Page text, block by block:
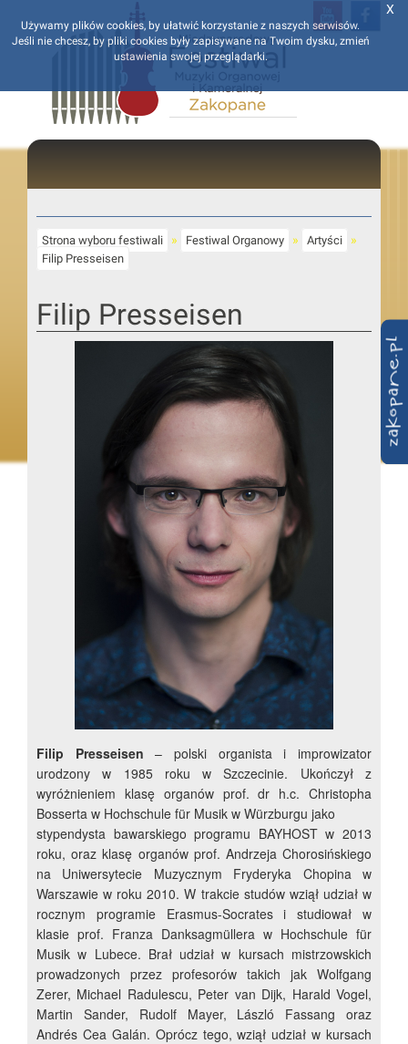
Strona wyboru festiwali » Festiwal Organowy » Artyści »
Filip Presseisen
Filip Presseisen
Filip Presseisen – polski organista i improwizator
urodzony w 1985 roku w Szczecinie. Ukończył z
wyróżnieniem klasę organów prof. dr h.c. Christopha
Bosserta w Hochschule für Musik w Würzburgu jako
stypendysta bawarskiego programu BAYHOST w 2013
roku, oraz klasę organów prof. Andrzeja Chorosińskiego
na Uniwersytecie Muzycznym Fryderyka Chopina w
Warszawie w roku 2010. W trakcie studów wziął udział w
rocznym programie Erasmus-Socrates i studiował w
klasie prof. Franza Danksagmüllera w Hochschule für
Musik w Lubece. Brał udział w kursach mistrzowskich
prowadzonych przez profesorów takich jak Wolfgang
Zerer, Michael Radulescu, Peter van Dijk, Harald Vogel,
Martin Sander, Rudolf Mayer, László Fassang oraz
Andrés Cea Galán. Oprócz tego, wziął udział w kursach
Używamy plików cookies, by ułatwić korzystanie z naszych serwisów.
Jeśli nie chcesz, by pliki cookies były zapisywane na Twoim dysku, zmień
ustawienia swojej przeglądarki.
X